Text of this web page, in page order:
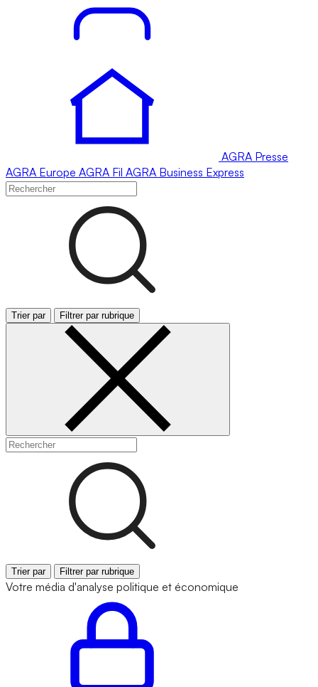
AGRA Presse
AGRA Europe AGRA Fil AGRA Business Express
Trier par Filtrer par rubrique
Trier par Filtrer par rubrique
Votre média d'analyse politique et économique